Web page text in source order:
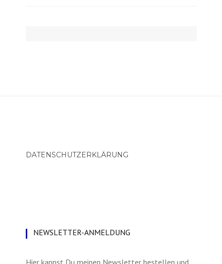
DATENSCHUTZERKLÄRUNG
NEWSLETTER-ANMELDUNG
Hier kannst Du meinen Newsletter bestellen und